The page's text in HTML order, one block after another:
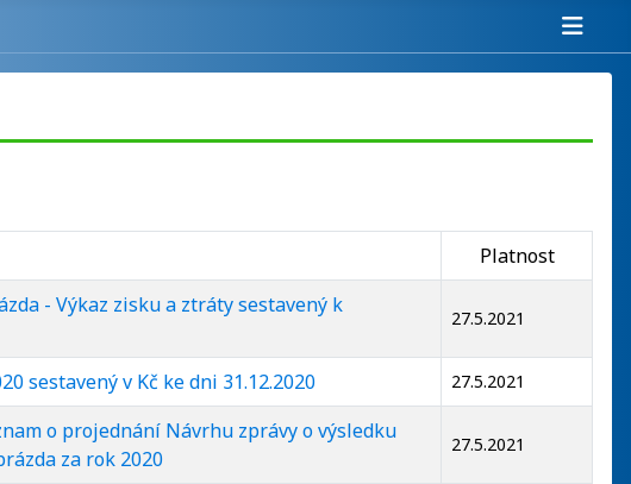
Platnost
- Výkaz zisku a ztráty sestavený k
27.5.2021
sestavený v Kč ke dni 31.12.2020 27.5.2021
o projednání Návrhu zprávy o výsledku
za rok 2020
27.5.2021